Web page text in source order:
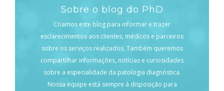
Sobre o blog do PhD
Criamos este blog para informar e trazer
esclarecimentos aos clientes, médicos e parceiros
sobre os serviços realizados. Também queremos
compartilhar informações, notícias e curiosidades
sobre a especialidade da patologia diagnóstica.
Nossa equipe está sempre à disposição para